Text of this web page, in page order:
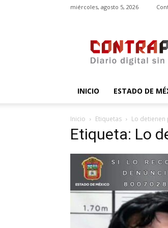
miércoles, agosto 5, 2026
INICIO ESTADO DE
Inicio Etiquetas Lo detienen
Etiqueta: Lo